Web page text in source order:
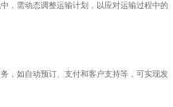
，需动态调整运输计划，以应对运输过程中的
，如自动预订、支付和客户支持等，可实现发